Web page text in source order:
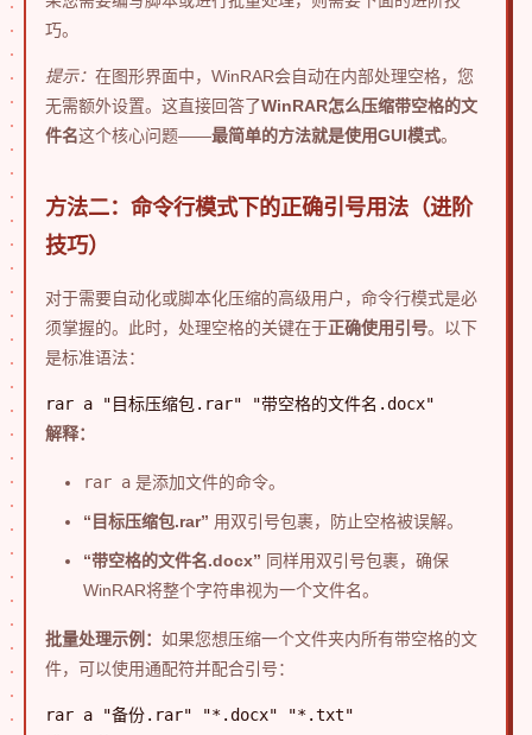
巧。
提示： 在图形界面中，WinRAR会自动在内部处理空格，您
无需额外设置。这直接回答了WinRAR怎么压缩带空格的文
件名这个核心问题——最简单的方法就是使用GUI模式。
方法二：命令行模式下的正确引号用法（进阶
技巧）
对于需要自动化或脚本化压缩的高级用户，命令行模式是必
须掌握的。此时，处理空格的关键在于正确使用引号。以下
是标准语法：
rar a "目标压缩包.rar" "带空格的文件名.docx"
解释：
rar a 是添加文件的命令。
“目标压缩包.rar” 用双引号包裹，防止空格被误解。
“带空格的文件名.docx” 同样用双引号包裹，确保
WinRAR将整个字符串视为一个文件名。
批量处理示例： 如果您想压缩一个文件夹内所有带空格的文
件，可以使用通配符并配合引号：
rar a "备份.rar" "*.docx" "*.txt"